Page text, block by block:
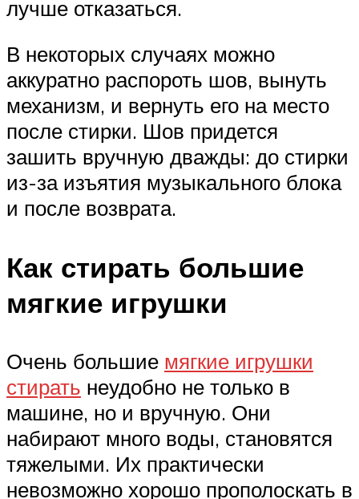
лучше отказаться.
В некоторых случаях можно
аккуратно распороть шов, вынуть
механизм, и вернуть его на место
после стирки. Шов придется
зашить вручную дважды: до стирки
из-за изъятия музыкального блока
и после возврата.
Как стирать большие
мягкие игрушки
Очень большие мягкие игрушки
стирать неудобно не только в
машине, но и вручную. Они
набирают много воды, становятся
тяжелыми. Их практически
невозможно хорошо прополоскать в